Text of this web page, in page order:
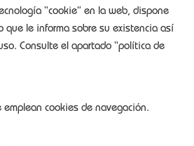
“cookie” en la web, dispone
que le informa sobre su existencia así
Consulte el apartado “política de
emplean cookies de navegación.